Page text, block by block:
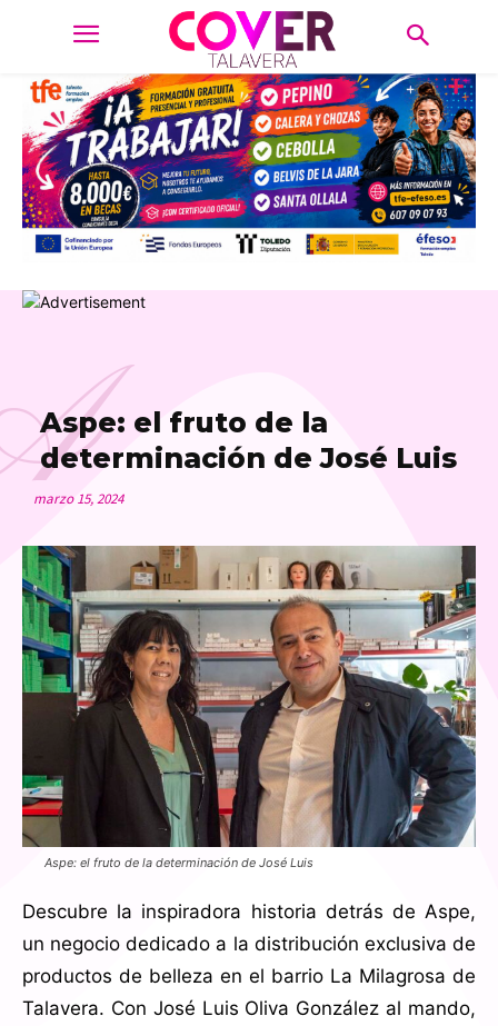
Aspe: el fruto de la
determinación de José Luis
marzo 15, 2024
Aspe: el fruto de la determinación de José Luis
Descubre la inspiradora historia detrás de Aspe,
un negocio dedicado a la distribución exclusiva de
productos de belleza en el barrio La Milagrosa de
Talavera. Con José Luis Oliva González al mando,